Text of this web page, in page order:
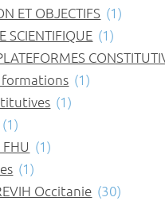
ET OBJECTIFS (1)
SCIENTIFIQUE (1)
(1)
(1)
(1)
(1)
(1)
Occitanie (30)